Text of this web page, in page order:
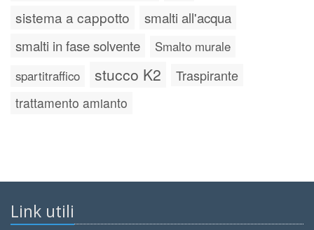
sistema a cappotto
smalti all'acqua
smalti in fase solvente
Smalto murale
spartitraffico
stucco K2 Traspirante
trattamento amianto
Link utili